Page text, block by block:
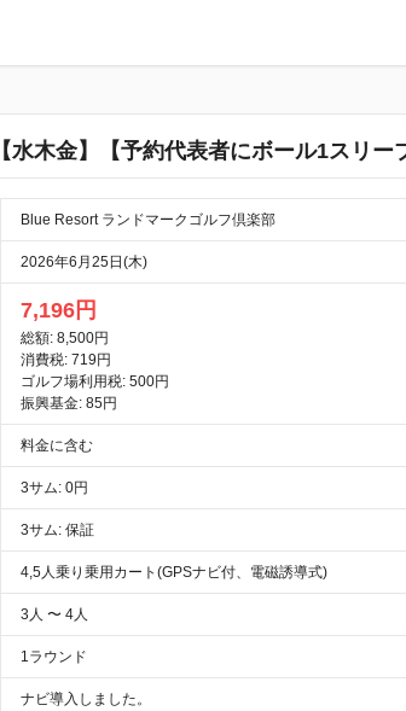
【水木金】【予約代表者にボール1スリ
Blue Resort ランドマークゴルフ倶楽部
2026年6月25日(木)
7,196円
総額: 8,500円
消費税: 719円
ゴルフ場利用税: 500円
振興基金: 85円
料金に含む
3サム: 0円
3サム: 保証
4,5人乗り乗用カート(GPSナビ付、電磁誘導式)
3人 〜 4人
1ラウンド
ナビ導入しました。